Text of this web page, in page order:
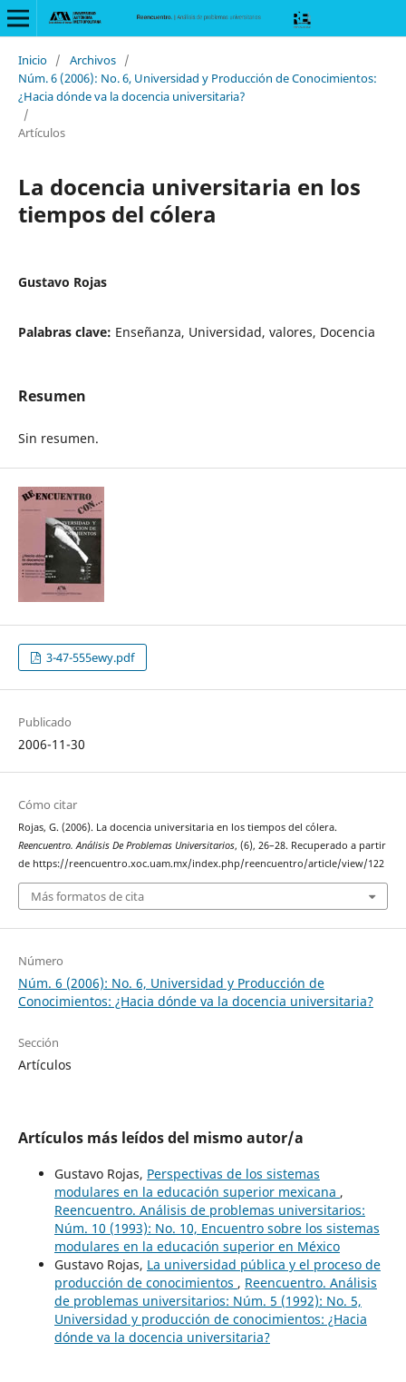
Inicio / Archivos /
Núm. 6 (2006): No. 6, Universidad y Producción de Conocimientos:
¿Hacia dónde va la docencia universitaria?
/
Artículos
La docencia universitaria en los
tiempos del cólera
Gustavo Rojas
Palabras clave: Enseñanza, Universidad, valores, Docencia
Resumen
Sin resumen.
3-47-555ewy.pdf
Publicado
2006-11-30
Cómo citar
Rojas, G. (2006). La docencia universitaria en los tiempos del cólera.
Reencuentro. Análisis De Problemas Universitarios, (6), 26–28. Recuperado a partir
de https://reencuentro.xoc.uam.mx/index.php/reencuentro/article/view/122
Más formatos de cita
Número
Núm. 6 (2006): No. 6, Universidad y Producción de
Conocimientos: ¿Hacia dónde va la docencia universitaria?
Sección
Artículos
Artículos más leídos del mismo autor/a
Gustavo Rojas, Perspectivas de los sistemas
modulares en la educación superior mexicana ,
Reencuentro. Análisis de problemas universitarios:
Núm. 10 (1993): No. 10, Encuentro sobre los sistemas
modulares en la educación superior en México
Gustavo Rojas, La universidad pública y el proceso de
producción de conocimientos , Reencuentro. Análisis
de problemas universitarios: Núm. 5 (1992): No. 5,
Universidad y producción de conocimientos: ¿Hacia
dónde va la docencia universitaria?